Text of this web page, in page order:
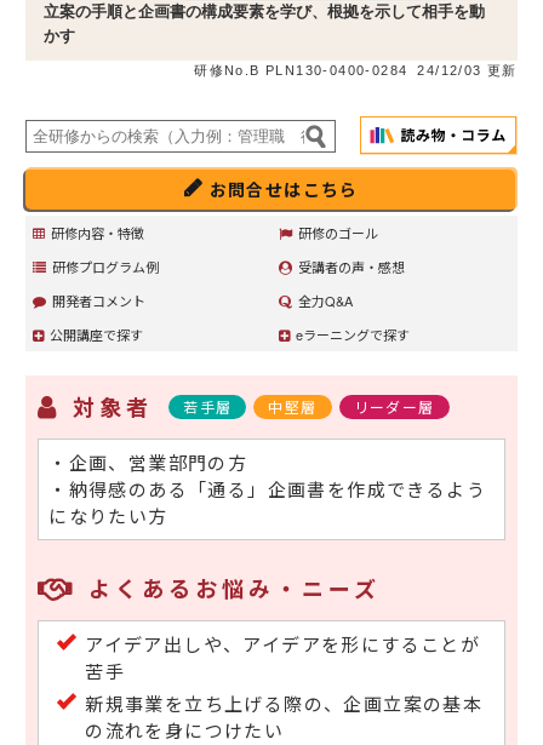
立案の手順と企画書の構成要素を学び、根拠を示して相手を動
かす
研修No.B PLN130-0400-0284 24/12/03 更新
お問合せはこちら
研修内容・特徴
研修のゴール
研修プログラム例
受講者の声・感想
開発者コメント
全力Q&A
公開講座で探す
eラーニングで探す
対象者 若手層 中堅層 リーダー層
・企画、営業部門の方
・納得感のある「通る」企画書を作成できるよう
になりたい方
よくあるお悩み・ニーズ
アイデア出しや、アイデアを形にすることが
苦手
新規事業を立ち上げる際の、企画立案の基本
の流れを身につけたい